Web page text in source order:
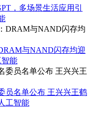
，多场景生活应用引
与NAND闪存均迎
智能
员名单公布 王兴兴王鹤
工智能